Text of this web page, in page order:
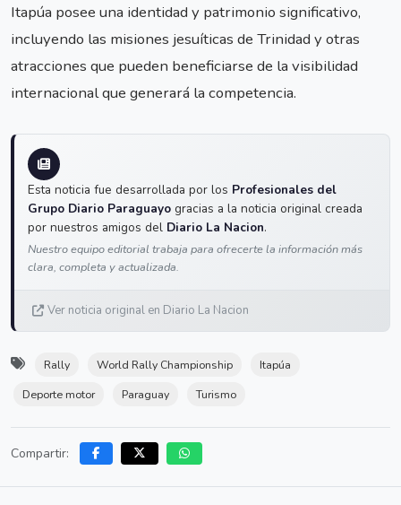
Itapúa posee una identidad y patrimonio significativo,
incluyendo las misiones jesuíticas de Trinidad y otras
atracciones que pueden beneficiarse de la visibilidad
internacional que generará la competencia.
Esta noticia fue desarrollada por los Profesionales del
Grupo Diario Paraguayo gracias a la noticia original creada
por nuestros amigos del Diario La Nacion.
Nuestro equipo editorial trabaja para ofrecerte la información más
clara, completa y actualizada.
Ver noticia original en Diario La Nacion
Rally World Rally Championship
Itapúa
Deporte motor
Paraguay Turismo
Compartir: